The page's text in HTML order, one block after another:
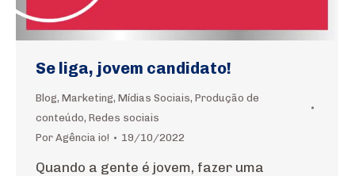
Se liga, jovem candidato!
Blog, Marketing, Mídias Sociais, Produção de
conteúdo, Redes sociais
Por Agência io! 19/10/2022
Quando a gente é jovem, fazer uma